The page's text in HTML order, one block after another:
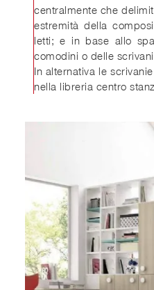
centralmente che
estremità della
letti; e in base allo
comodini o delle
In alternativa le
nella libreria centro